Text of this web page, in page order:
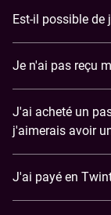
Est-il possible de
​Je n'ai pas reçu
J'ai acheté un
j'aimerais avoir
J'ai payé en